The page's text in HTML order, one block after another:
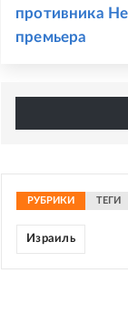
противника
премьера
РУБРИКИ ТЕГИ
Израиль